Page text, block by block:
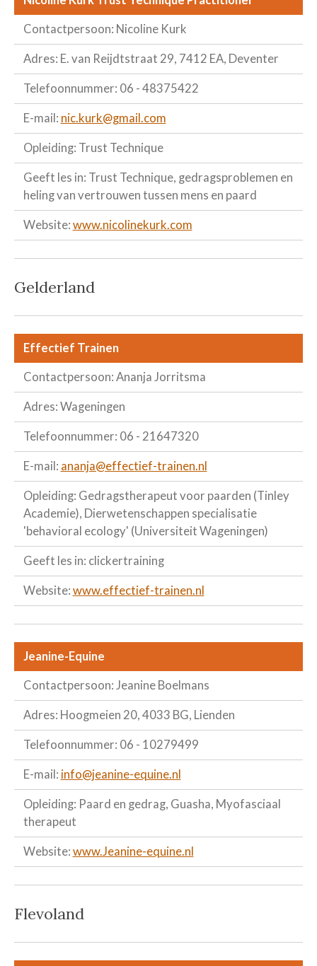
Contactpersoon: Nicoline Kurk
Adres: E. van Reijdtstraat 29, 7412 EA, Deventer
Telefoonnummer: 06 - 48375422
E-mail: nic.kurk@gmail.com
Opleiding: Trust Technique
Geeft les in: Trust Technique, gedragsproblemen en
heling van vertrouwen tussen mens en paard
Website: www.nicolinekurk.com
Gelderland
Effectief Trainen
Contactpersoon: Ananja Jorritsma
Adres: Wageningen
Telefoonnummer: 06 - 21647320
E-mail: ananja@effectief-trainen.nl
Opleiding: Gedragstherapeut voor paarden (Tinley
Academie), Dierwetenschappen specialisatie
'behavioral ecology' (Universiteit Wageningen)
Geeft les in: clickertraining
Website: www.effectief-trainen.nl
Jeanine-Equine
Contactpersoon: Jeanine Boelmans
Adres: Hoogmeien 20, 4033 BG, Lienden
Telefoonnummer: 06 - 10279499
E-mail: info@jeanine-equine.nl
Opleiding: Paard en gedrag, Guasha, Myofasciaal
therapeut
Website: www.Jeanine-equine.nl
Flevoland